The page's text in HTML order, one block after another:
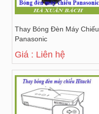
Thay Bóng Đèn Máy Chiếu
Panasonic
Giá : Liên hệ